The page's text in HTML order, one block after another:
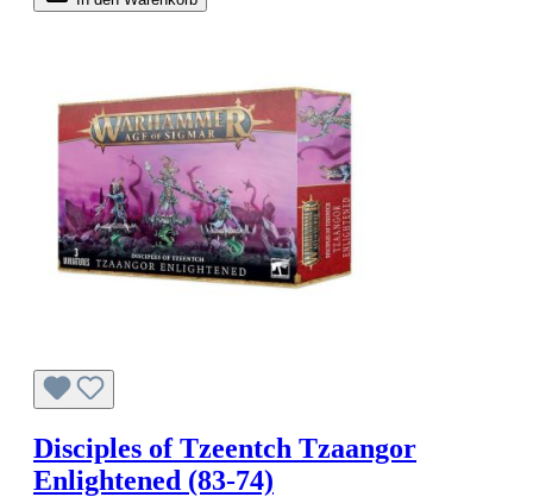
Disciples of Tzeentch Tzaangor
Enlightened (83-74)